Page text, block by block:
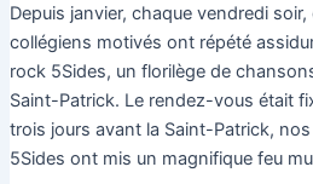
Depuis janvier, chaque vendredi
collégiens motivés ont répété
rock 5Sides, un florilège de
Saint-Patrick. Le rendez-vous était
trois jours avant la Saint-Patrick,
5Sides ont mis un magnifique feu